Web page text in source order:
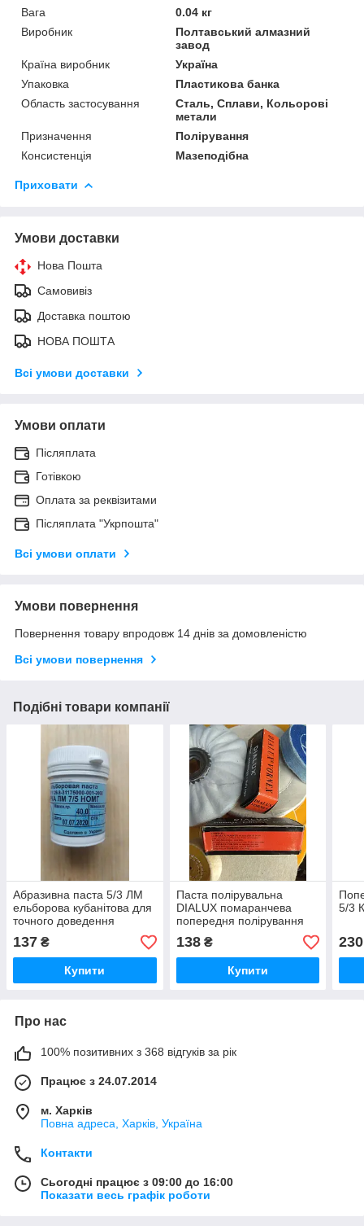
Вага
0.04 кг
Виробник
Полтавський алмазний
завод
Країна виробник
Україна
Упаковка
Пластикова банка
Область застосування
Сталь, Сплави, Кольорові
метали
Призначення
Полірування
Консистенція
Мазеподібна
Приховати
Умови доставки
Нова Пошта
Самовивіз
Доставка поштою
НОВА ПОШТА
Всі умови доставки
Умови оплати
Післяплата
Готівкою
Оплата за реквізитами
Післяплата "Укрпошта"
Всі умови оплати
Умови повернення
Повернення товару впродовж 14 днів за домовленістю
Всі умови повернення
Подібні товари компанії
Абразивна паста 5/3 ЛМ
ельборова кубанітова для
точного доведення
137 ₴
Купити
Паста полірувальна
DIALUX помаранчева
попередня полірування
138₴
Купити
5/3
230
Про нас
100% позитивних з 368 відгуків за рік
Працює з 24.07.2014
м. Харків
Повна адреса, Харків, Україна
Контакти
Сьогодні працює з 09:00 до 16:00
Показати весь графік роботи